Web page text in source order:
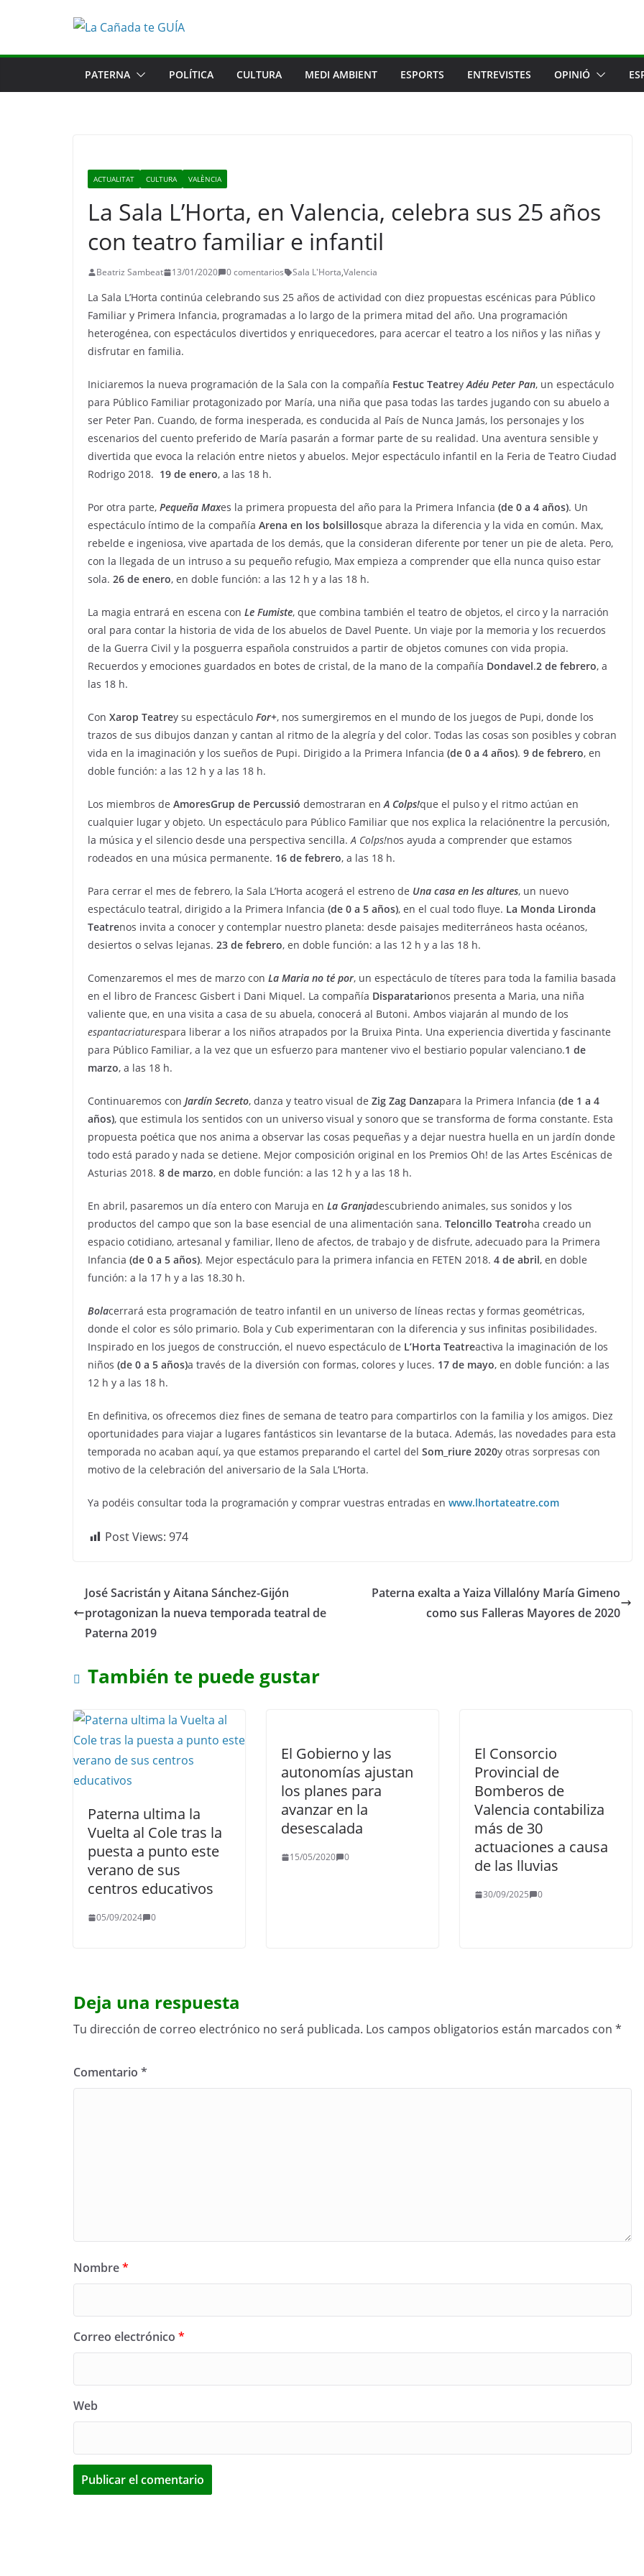
PATERNA POLÍTICA CULTURA MEDI AMBIENT ESPORTS ENTREVISTES OPINIÓ
ACTUALITAT CULTURA VALÈNCIA
La Sala L’Horta, en Valencia, celebra sus 25 años
con teatro familiar e infantil
Beatriz Sambeat 13/01/2020 0 comentarios Sala L'Horta,Valencia
La Sala L’Horta continúa celebrando sus 25 años de actividad con diez propuestas escénicas para Público
Familiar y Primera Infancia, programadas a lo largo de la primera mitad del año. Una programación
heterogénea, con espectáculos divertidos y enriquecedores, para acercar el teatro a los niños y las niñas y
disfrutar en familia.
Iniciaremos la nueva programación de la Sala con la compañía Festuc TeatreyAdéu Peter Pan, un espectáculo
para Público Familiar protagonizado por María, una niña que pasa todas las tardes jugando con su abuelo a
ser Peter Pan. Cuando, de forma inesperada, es conducida al País de Nunca Jamás, los personajes y los
escenarios del cuento preferido de María pasarán a formar parte de su realidad. Una aventura sensible y
divertida que evoca la relación entre nietos y abuelos. Mejor espectáculo infantil en la Feria de Teatro Ciudad
Rodrigo 2018. 19 de enero, a las 18 h.
Por otra parte, Pequeña Maxes la primera propuesta del año para la Primera Infancia (de 0 a 4 años). Un
espectáculo íntimo de la compañía Arena en los bolsillosque abraza la diferencia y la vida en común. Max,
rebelde e ingeniosa, vive apartada de los demás, que la consideran diferente por tener un pie de aleta. Pero,
con la llegada de un intruso a su pequeño refugio, Max empieza a comprender que ella nunca quiso estar
sola. 26 de enero, en doble función: a las 12 h y a las 18 h.
La magia entrará en escena con Le Fumiste, que combina también el teatro de objetos, el circo y la narración
oral para contar la historia de vida de los abuelos de Davel Puente. Un viaje por la memoria y los recuerdos
de la Guerra Civil y la posguerra española construidos a partir de objetos comunes con vida propia.
Recuerdos y emociones guardados en botes de cristal, de la mano de la compañía Dondavel.2 de febrero, a
las 18 h.
Con Xarop Teatrey su espectáculo For+, nos sumergiremos en el mundo de los juegos de Pupi, donde los
trazos de sus dibujos danzan y cantan al ritmo de la alegría y del color. Todas las cosas son posibles y cobran
vida en la imaginación y los sueños de Pupi. Dirigido a la Primera Infancia (de 0 a 4 años). 9 de febrero, en
doble función: a las 12 h y a las 18 h.
Los miembros de AmoresGrup de Percussió demostraran enA Colps!que el pulso y el ritmo actúan en
cualquier lugar y objeto. Un espectáculo para Público Familiar que nos explica la relaciónentre la percusión,
la música y el silencio desde una perspectiva sencilla.A Colps!nos ayuda a comprender que estamos
rodeados en una música permanente. 16 de febrero, a las 18 h.
Para cerrar el mes de febrero, la Sala L’Horta acogerá el estreno de Una casa en les altures, un nuevo
espectáculo teatral, dirigido a la Primera Infancia (de 0 a 5 años), en el cual todo fluye. La Monda Lironda
Teatrenos invita a conocer y contemplar nuestro planeta: desde paisajes mediterráneos hasta océanos,
desiertos o selvas lejanas. 23 de febrero, en doble función: a las 12 h y a las 18 h.
Comenzaremos el mes de marzo con La Maria no té por, un espectáculo de títeres para toda la familia basada
en el libro de Francesc Gisbert i Dani Miquel. La compañía Disparatarionos presenta a Maria, una niña
valiente que, en una visita a casa de su abuela, conocerá al Butoni. Ambos viajarán al mundo de los
espantacriaturespara liberar a los niños atrapados por la Bruixa Pinta. Una experiencia divertida y fascinante
para Público Familiar, a la vez que un esfuerzo para mantener vivo el bestiario popular valenciano.1 de
marzo, a las 18 h.
Continuaremos con Jardín Secreto, danza y teatro visual de Zig Zag Danzapara la Primera Infancia (de 1 a 4
años), que estimula los sentidos con un universo visual y sonoro que se transforma de forma constante. Esta
propuesta poética que nos anima a observar las cosas pequeñas y a dejar nuestra huella en un jardín donde
todo está parado y nada se detiene. Mejor composición original en los Premios Oh! de las Artes Escénicas de
Asturias 2018. 8 de marzo, en doble función: a las 12 h y a las 18 h.
En abril, pasaremos un día entero con Maruja en La Granjadescubriendo animales, sus sonidos y los
productos del campo que son la base esencial de una alimentación sana. Teloncillo Teatroha creado un
espacio cotidiano, artesanal y familiar, lleno de afectos, de trabajo y de disfrute, adecuado para la Primera
Infancia (de 0 a 5 años). Mejor espectáculo para la primera infancia en FETEN 2018. 4 de abril, en doble
función: a la 17 h y a las 18.30 h.
Bolacerrará esta programación de teatro infantil en un universo de líneas rectas y formas geométricas,
donde el color es sólo primario. Bola y Cub experimentaran con la diferencia y sus infinitas posibilidades.
Inspirado en los juegos de construcción, el nuevo espectáculo de L’Horta Teatreactiva la imaginación de los
niños (de 0 a 5 años)a través de la diversión con formas, colores y luces. 17 de mayo, en doble función: a las
12 h y a las 18 h.
En definitiva, os ofrecemos diez fines de semana de teatro para compartirlos con la familia y los amigos. Diez
oportunidades para viajar a lugares fantásticos sin levantarse de la butaca. Además, las novedades para esta
temporada no acaban aquí, ya que estamos preparando el cartel del Som_riure 2020y otras sorpresas con
motivo de la celebración del aniversario de la Sala L’Horta.
Ya podéis consultar toda la programación y comprar vuestras entradas en www.lhortateatre.com
Post Views: 974
José Sacristán y Aitana Sánchez-Gijón
protagonizan la nueva temporada teatral de
Paterna 2019
Paterna exalta a Yaiza Villalóny María Gimeno
como sus Falleras Mayores de 2020
También te puede gustar
Paterna ultima la
Vuelta al Cole tras la
puesta a punto este
verano de sus
centros educativos
05/09/2024 0
El Gobierno y las
autonomías ajustan
los planes para
avanzar en la
desescalada
15/05/2020 0
El Consorcio
Provincial de
Bomberos de
Valencia contabiliza
más de 30
actuaciones a causa
de las lluvias
30/09/2025 0
Deja una respuesta
Tu dirección de correo electrónico no será publicada. Los campos obligatorios están marcados con *
Comentario *
Nombre*
Correo electrónico *
Web